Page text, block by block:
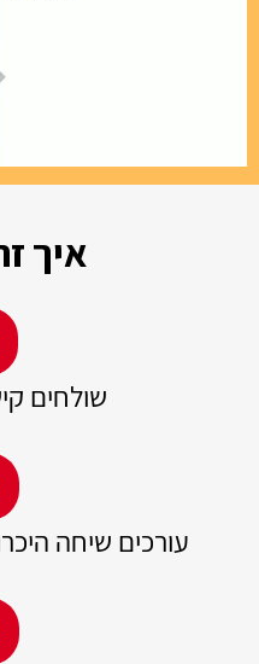
איך
שולחים
עורכים שיחה